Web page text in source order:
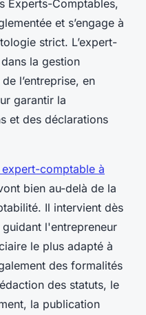
Experts-Comptables,
et s’engage à
strict. L’expert-
la gestion
l’entreprise, en
garantir la
et des déclarations
comptable à
bien au-delà de la
Il intervient dès
l'entrepreneur
le plus adapté à
des formalités
des statuts, le
la publication